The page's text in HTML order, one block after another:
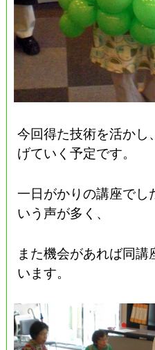
今回得た技術を活かし
げていく予定です。
一日がかりの講座でし
いう声が多く、
また機会があれば同
います。